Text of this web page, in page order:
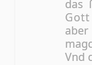
das
Vnd